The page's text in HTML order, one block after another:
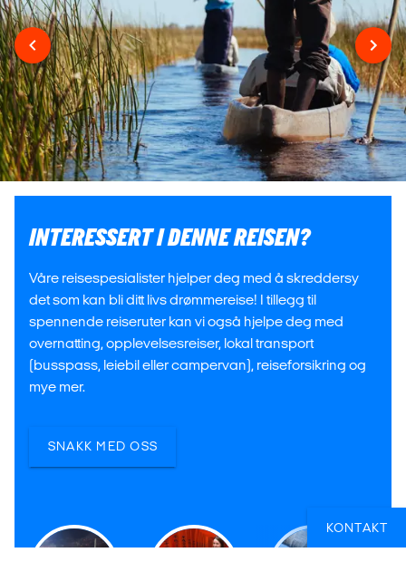
INTERESSERT I DENNE REISEN?
Våre reisespesialister hjelper deg med å skreddersy
det som kan bli ditt livs drømmereise! I tillegg til
spennende reiseruter kan vi også hjelpe deg med
overnatting, opplevelsesreiser, lokal transport
(busspass, leiebil eller campervan), reiseforsikring og
mye mer.
SNAKK MED OSS
KONTAKT